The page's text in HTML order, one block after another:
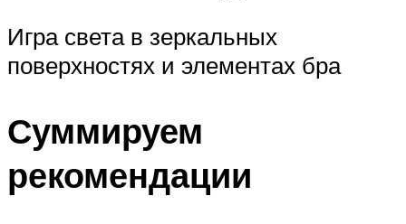
Игра света в зеркальных
поверхностях и элементах бра
Суммируем
рекомендации